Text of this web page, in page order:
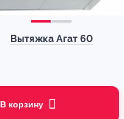
Вытяжка Агат 60
В корзину